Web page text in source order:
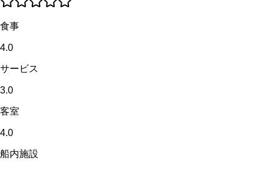
食事
4.0
サービス
3.0
客室
4.0
船内施設